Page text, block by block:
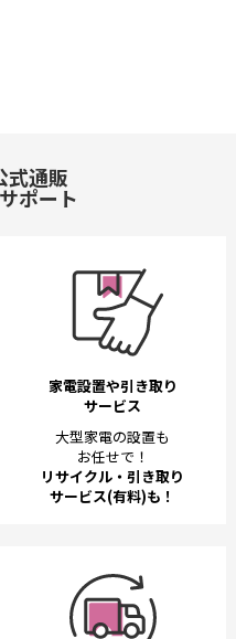
式通販
ポート
家電設置や引き取り
サービス
大型家電の設置も
お任せで！
リサイクル・引き取り
サービス(有料)も！